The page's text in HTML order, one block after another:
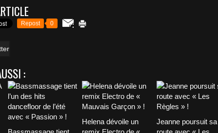
Repost 0
:
Helena dévoile un
Jeanne poursuit sa